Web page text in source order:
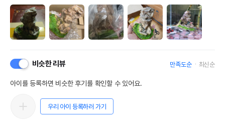
비슷한 리뷰 만족도순 최신순
아이를 등록하면 비슷한 후기를 확인할 수 있어요.
우리 아이 등록하러 가기